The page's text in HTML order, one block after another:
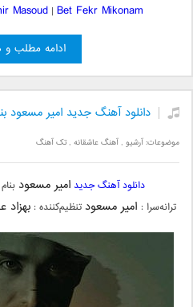
Masoud| Bet Fekr Mikonam
ادامه مطلب و
دانلود آهنگ جدید امیر مسعود
موضوعات:آرشیو ,آهنگ عاشقانه ,تک آهنگ
دانلود آهنگ جدید امیر مسعود بنام
ترانه‌سرا : امیر مسعود تنظیم‌کننده :بهزاد